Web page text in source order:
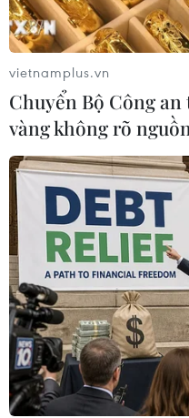
Theo dõi VietnamPlus
TIN LIÊN QUAN
vietnamplus.vn
Chuyển Bộ Công
vàng không rõ